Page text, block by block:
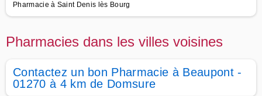
Pharmacie à Saint Denis lès Bourg
Pharmacies dans les villes voisines
Contactez un bon Pharmacie à Beaupont -
01270 à 4 km de Domsure